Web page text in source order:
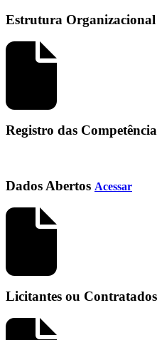
Estrutura Organizacional
Registro das
Dados Abertos Acessar
Licitantes ou